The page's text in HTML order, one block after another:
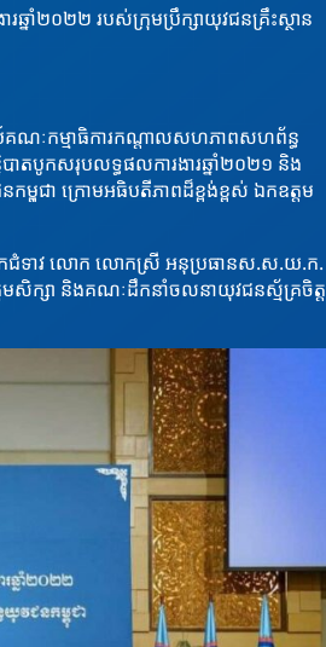
នាំ២០២២ របស់ក្រុមប្រឹក្សាយុវជនគ្រឹះស្ថាន
យ៍គណៈកម្មាធិការកណ្ដាលសហភាពសហព័ន្ធ
ាតបូកសរុបលទ្ធផលការងារឆ្នាំ២០២១ និង
ម្ពុជា ក្រោមអធិបតីភាពដ៏ខ្ពង់ខ្ពស់ ឯកឧត្តម
កជំទាវ លោក លោកស្រី អនុប្រធានស.ស.យ.ក.
សិក្សា និងគណៈដឹកនាំចលនាយុវជនស្ម័គ្រចិត្ត